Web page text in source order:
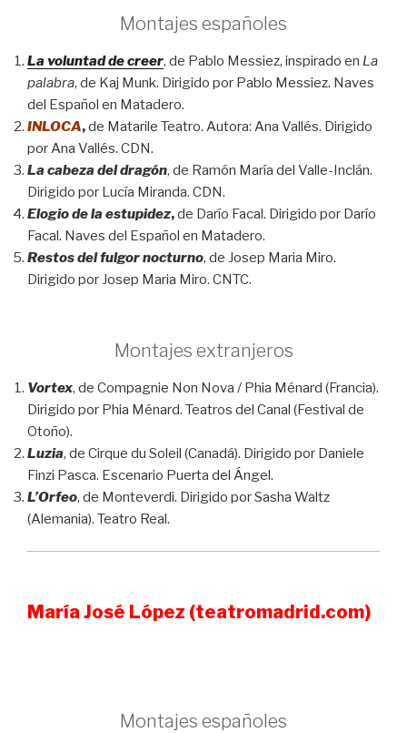
Montajes españoles
La voluntad de creer, de Pablo Messiez, inspirado en La
palabra, de Kaj Munk. Dirigido por Pablo Messiez. Naves
del Español en Matadero.
INLOCA,de Matarile Teatro. Autora: Ana Vallés. Dirigido
por Ana Vallés. CDN.
La cabeza del dragón, de Ramón María del Valle-Inclán.
Dirigido por Lucía Miranda. CDN.
Elogio de la estupidez,de Darío Facal. Dirigido por Darío
Facal. Naves del Español en Matadero.
Restos del fulgor nocturno, de Josep Maria Miro.
Dirigido por Josep Maria Miro. CNTC.
Montajes extranjeros
Vortex, de Compagnie Non Nova / Phia Ménard (Francia).
Dirigido por Phia Ménard. Teatros del Canal (Festival de
Otoño).
Luzia, de Cirque du Soleil (Canadá). Dirigido por Daniele
Finzi Pasca. Escenario Puerta del Ángel.
L’Orfeo, de Monteverdi. Dirigido por Sasha Waltz
(Alemania). Teatro Real.
María José López (teatromadrid.com)
Montajes españoles